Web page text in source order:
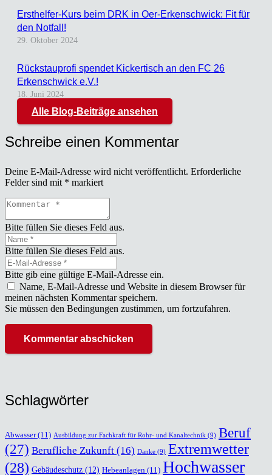
Erst­hel­fer-Kurs beim DRK in Oer-Erken­sch­wick: Fit für
den Not­fall!
29. Oktober 2024
Rück­stau­pro­fi spen­det Kicker­tisch an den FC 26
Erken­sch­wick e.V.!
18. Juni 2024
Alle Blog-Beiträge ansehen
Schreibe einen Kommentar
Deine E-Mail-Adresse wird nicht veröffentlicht. Erforderliche
Felder sind mit * markiert
Bitte füllen Sie dieses Feld aus.
Bitte füllen Sie dieses Feld aus.
Bitte gib eine gültige E-Mail-Adresse ein.
Name, E-Mail-Adresse und Website in diesem Browser für
meinen nächsten Kommentar speichern.
Sie müssen den Bedingungen zustimmen, um fortzufahren.
Kommentar abschicken
Schlag­wör­ter
Abwasser(11) Ausbildung zur Fachkraft für Rohr- und Kanaltechnik (9) Beruf
(27) Berufliche Zukunft (16) Danke (9) Extremwetter
(28) Gebäudeschutz (12) Hebeanlagen (11) Hochwasser